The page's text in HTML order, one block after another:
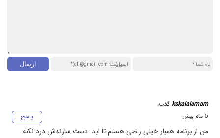
kskalalamam گفت:
پاسخ
5 ماه پیش
من از برنامه همیار خیلی راضی هستم تا ابد. دست سازندش درد نکنه